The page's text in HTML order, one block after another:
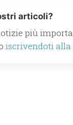
articoli?
più
iscrivendoti alla